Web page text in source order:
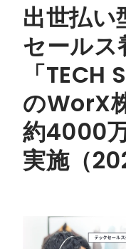
出世払い
セールス
「TECH
のWorX
約4000
実施（